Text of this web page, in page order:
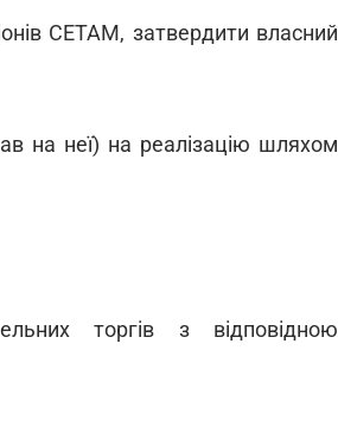
СЕТАМ, затвердити власний
на неї) на реалізацію шляхом
торгів з відповідною